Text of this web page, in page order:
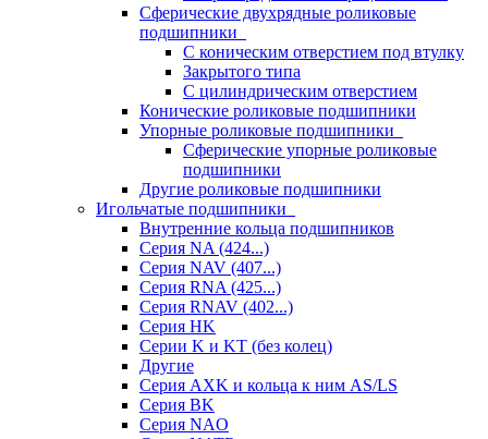
Сферические двухрядные роликовые
подшипники
С коническим отверстием под втулку
Закрытого типа
С цилиндрическим отверстием
Конические роликовые подшипники
Упорные роликовые подшипники
Сферические упорные роликовые
подшипники
Другие роликовые подшипники
Игольчатые подшипники
Внутренние кольца подшипников
Серия NA (424...)
Серия NAV (407...)
Серия RNA (425...)
Серия RNAV (402...)
Серия HK
Серии K и KT (без колец)
Другие
Серия AXK и кольца к ним AS/LS
Серия BK
Серия NAO